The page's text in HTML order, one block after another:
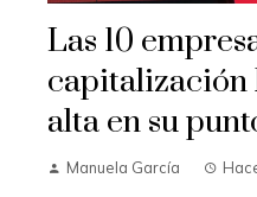
Las 10
capitalización
alta en su
Manuela García